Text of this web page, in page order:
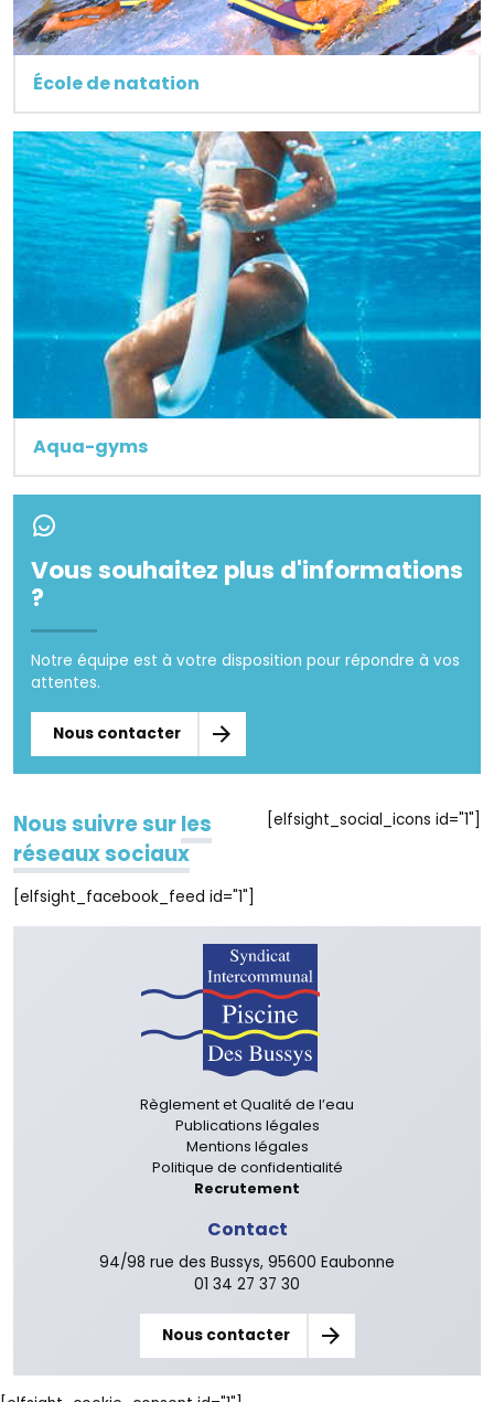
École de natation
Aqua-gyms
Vous souhaitez plus d'informations
?
Notre équipe est à votre disposition pour répondre à vos
attentes.
Nous contacter
Nous suivre sur les
réseaux sociaux
[elfsight_social_icons id="1"]
[elfsight_facebook_feed id="1"]
Règlement et Qualité de l’eau
Publications légales
Mentions légales
Politique de confidentialité
Recrutement
Contact
94/98 rue des Bussys, 95600 Eaubonne
01 34 27 37 30
Nous contacter